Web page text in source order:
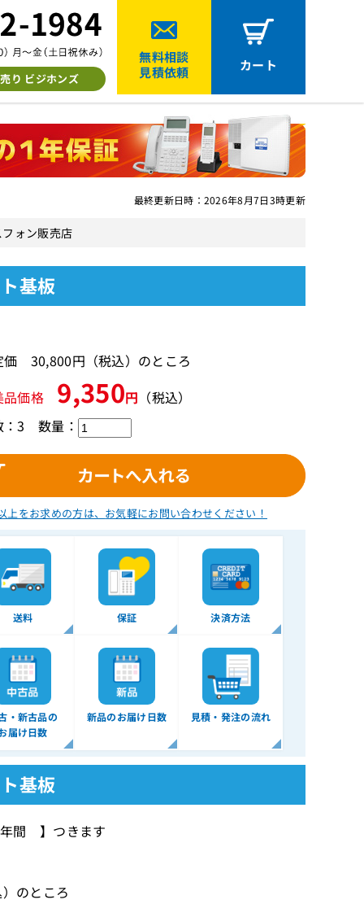
り ビジホンズ
無料相談
見積依頼
カート
最終更新日時：2026年8月7日3時更新
ォン販売店
基板
価 30,800円（税込）のところ
品価格 9,350円 （税込）
3 数量：
上をお求めの方は、 お気軽にお問い合わせください！
送料 保証 決済方法
・新古品の
届け日数
新品のお届け日数 見積・発注の流れ
基板
間 】つきます
のところ